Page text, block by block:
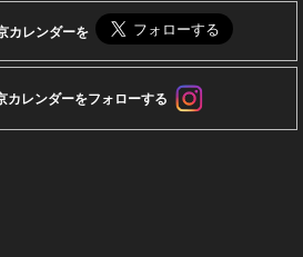
カレンダーを
レンダーをフォローする